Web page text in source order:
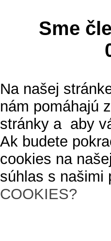
Sme
Na našej
nám pomáhajú
stránky a aby
Ak budete
cookies na
súhlas s našimi
COOKIES?